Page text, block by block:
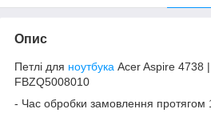
Опис
Петлі для ноутбука Acer Aspire 4738
FBZQ5008010
- Час обробки замовлення протягом